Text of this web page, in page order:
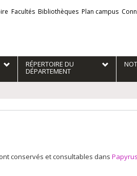
Facultés Bibliothèques Plan campus
RÉPERTOIRE DU
DÉPARTEMENT
conservés et consultables dans Papyrus